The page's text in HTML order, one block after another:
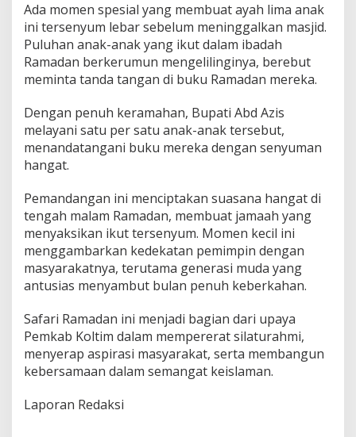
B
e
r
e
b
u
T
a
n
d
a
n
g
a
n
Ada momen spesial yang membuat ayah lima anak
ini tersenyum lebar sebelum meninggalkan masjid.
Puluhan anak-anak yang ikut dalam ibadah
Ramadan berkerumun mengelilinginya, berebut
meminta tanda tangan di buku Ramadan mereka.
Dengan penuh keramahan, Bupati Abd Azis
melayani satu per satu anak-anak tersebut,
menandatangani buku mereka dengan senyuman
hangat.
Pemandangan ini menciptakan suasana hangat di
tengah malam Ramadan, membuat jamaah yang
menyaksikan ikut tersenyum. Momen kecil ini
menggambarkan kedekatan pemimpin dengan
masyarakatnya, terutama generasi muda yang
antusias menyambut bulan penuh keberkahan.
Safari Ramadan ini menjadi bagian dari upaya
Pemkab Koltim dalam mempererat silaturahmi,
menyerap aspirasi masyarakat, serta membangun
kebersamaan dalam semangat keislaman.
Laporan Redaksi